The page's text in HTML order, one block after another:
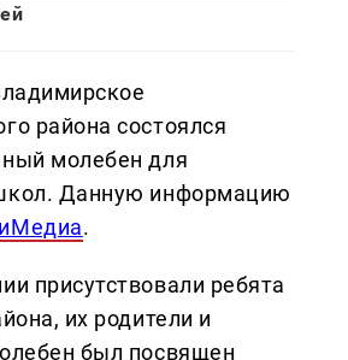
района состоялся
молебен для
Данную информацию
.
присутствовали ребята
их родители и
был посвящен